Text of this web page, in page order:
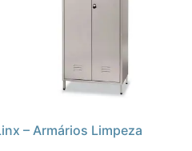
– Armários Limpeza